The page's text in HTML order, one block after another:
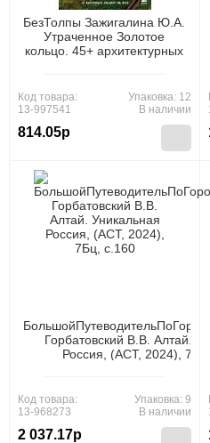
БезТолпы Зажигалина Ю.А.
Утраченное Золотое
кольцо. 45+ архитектурных
ведущие тайными
тропами), (Эксмо,Бомбора,
Код товара:
13-997541
814.05р
Упаковка: 12
В наличии
Горбатовский В.В. Алтай.
Россия, (АСТ, 2024), 7Бц,
Код товара:
13-968273
2 037.17р
Упаковка: 9
В наличии